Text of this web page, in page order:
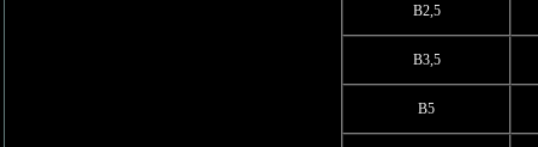
В2,5
В3,5
В5